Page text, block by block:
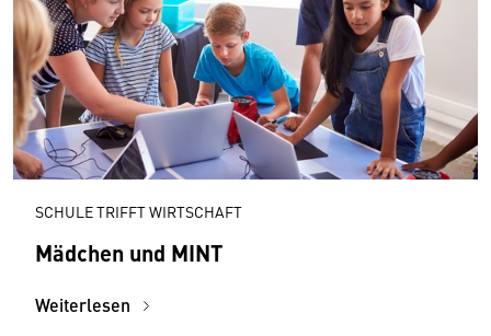
SCHULE TRIFFT WIRTSCHAFT
Mädchen und MINT
Weiterlesen